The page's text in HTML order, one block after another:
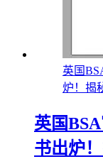
英国
炉！揭
英国
书出炉